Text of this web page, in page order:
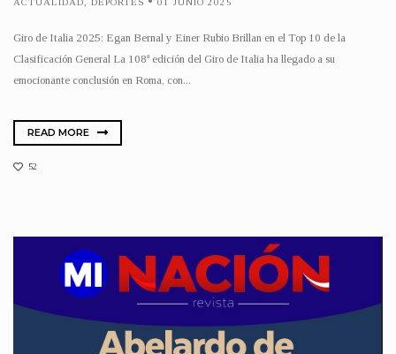
Giro de Italia 2025: Egan Bernal y Einer Rubio Brillan en el Top 10 de la
Clasificación General La 108ª edición del Giro de Italia ha llegado a su
emocionante conclusión en Roma, con...
READ MORE
52